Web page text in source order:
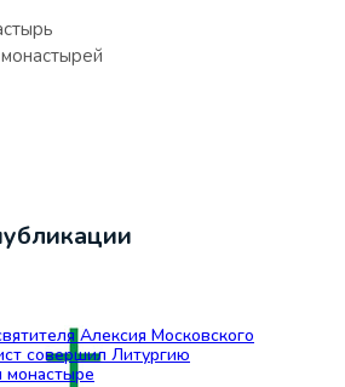
Алексия Московского
совершил Литургию
монастыре